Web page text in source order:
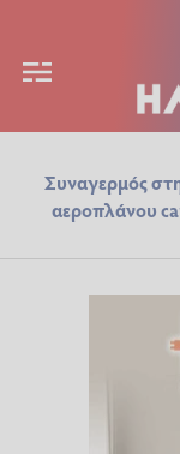
Συναγερμός
αεροπλάνου